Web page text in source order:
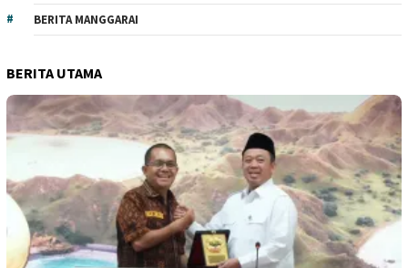
BERITA MANGGARAI
BERITA UTAMA